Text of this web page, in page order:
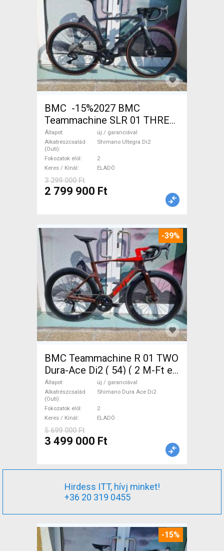
BMC -15%2027 BMC
Teammachine SLR 01 THREE
Ultegra Di2 Országúti
Shimano Ultegra Di2 tárcsafék
új / garanciával ELADÓ
Állapot
új / garanciával
Alkatrészcsalád
(Outi)
Shimano Ultegra Di2
Fokozatok elöl
2
Keres / Kínál
ELADÓ
3 299 000 Ft
2 799 900 Ft
-39%
BMC Teammachine R 01 TWO
Dura-Ace Di2 ( 54) ( 2 M-Ft e
Országúti Shimano Dura Ace
Di2 tárcsafék új / garanciával
ELADÓ
Állapot
új / garanciával
Alkatrészcsalád
(Outi)
Shimano Dura Ace Di2
Fokozatok elöl
2
Keres / Kínál
ELADÓ
5 699 000 Ft
3 499 000 Ft
Hirdess ITT, hívj minket!
+36 20 319 0455
-15%